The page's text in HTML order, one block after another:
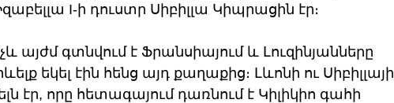
I-ի դուստր Սիբիլլա Կիպրացին էր։
այժմ գտնվում է Ֆրանսիայում և Լուզինյանները
եկել էին հենց այդ քաղաքից։ Լևոնի ու Սիբիլլայի
էր, որը հետագայում դառնում է Կիլիկիո գահի